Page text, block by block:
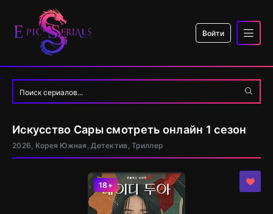
Войти
Искусство Сары смотреть онлайн 1 сезон
2026, Корея Южная, Детектив, Триллер
18+